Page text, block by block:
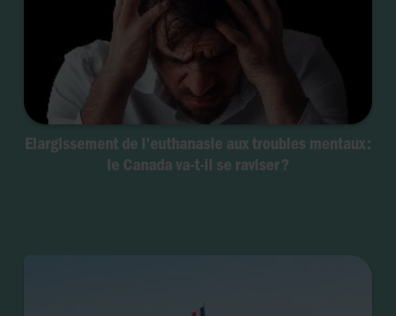
Elargissement de l’euthanasie aux troubles mentaux :
le Canada va-t-il se raviser ?